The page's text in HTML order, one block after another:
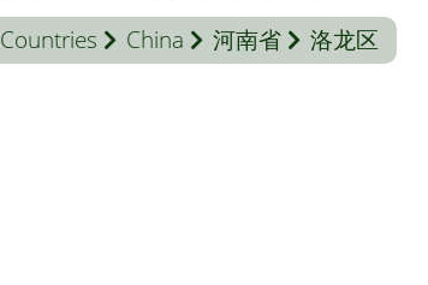
Countries China 河南省 洛龙区